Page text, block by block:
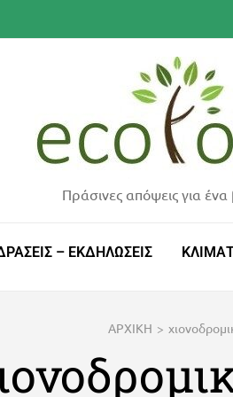
Πράσινες απόψεις για
– ΕΚΔΗΛΩΣΕΙΣ
ΑΡΧΙΚΗ >